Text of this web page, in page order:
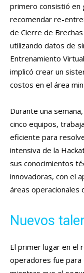
primero consistió en
recomendar re-
de Cierre de
utilizando datos de
Entrenamiento
implicó crear un
costos en el área
Durante una
cinco equipos,
eficiente para
intensiva de la
sus conocimientos
innovadoras, con el
áreas operacionales
Nuevos
El primer lugar en el
operadores fue para